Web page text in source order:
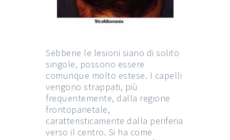
Sebbene le lesioni siano di solito
singole, possono essere
comunque molto estese. I capelli
vengono strappati, più
frequentemente, dalla regione
frontoparietale,
caratteristicamente dalla periferia
verso il centro. Si ha come